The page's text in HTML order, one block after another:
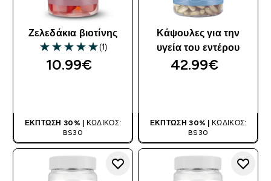
Ζελεδάκια βιοτίνης
5 out of 5 stars
(1)
10.99€‎
ΈΚΠΤΩΣΗ 30% |
ΚΩΔΙΚΌΣ:
BS30
Κάψουλες για την
υγεία του εντέρου
42.99€‎
ΈΚΠΤΩΣΗ 30% |
ΚΩΔΙΚΌΣ:
BS30